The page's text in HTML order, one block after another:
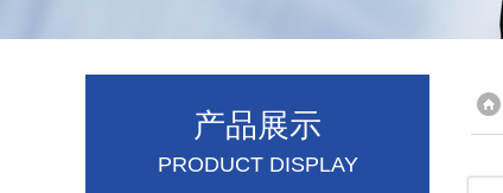
产品展示
PRODUCT DISPLAY